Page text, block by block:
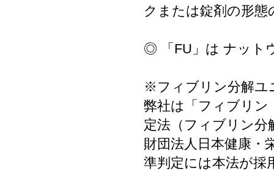
クまたは錠剤の形態
◎ 「FU」は ナット
※フィブリン分解ユ
弊社は「フィブリン
定法（フィブリン分
財団法人日本健康・
準判定には本法が採